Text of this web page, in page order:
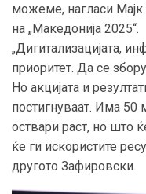
можеме, нагласи
на „Македонија 2025“.
„Дигитализацијата,
приоритет. Да се
Но акцијата и
постигнуваат. Има 50
оствари раст, но што
ќе ги искористите
другото Зафировски.